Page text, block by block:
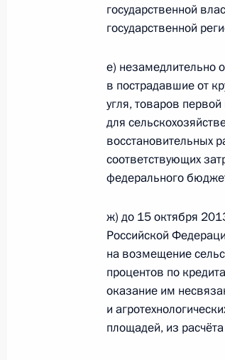
18 ноября 2011 года,
Работа мобильной
(Якутия)
15 ноября 2011 года,
Заседание
15 ноября 2011 года, 10:00
Рабочая встреча
Егором Борисовым
15 ноября 2011 года,
государственной
государственной
е) незамедлительно
в пострадавшие от
угля, товаров
для
восстановительных
соответствующих
федерального
ж) до 15 октября
Российской
на возмещение
процентов по
оказание им
и
площадей, из